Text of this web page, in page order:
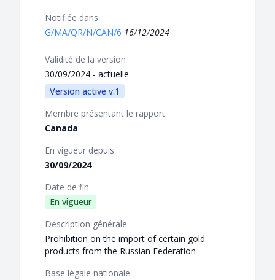
Notifiée dans
G/MA/QR/N/CAN/6 16/12/2024
Validité de la version
30/09/2024 - actuelle
Version active v.1
Membre présentant le rapport
Canada
En vigueur depuis
30/09/2024
Date de fin
En vigueur
Description générale
Prohibition on the import of certain gold
products from the Russian Federation
Base légale nationale